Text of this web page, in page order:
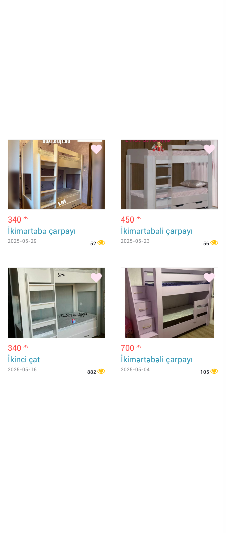
340 m
İkimərtəbə çarpayı
2025-05-29 52
450 m
İkimərtəbəli çarpayı
2025-05-23 56
340 m
İkinci çat
2025-05-16 882
700 m
İkimərtəbəli çarpayı
2025-05-04 105